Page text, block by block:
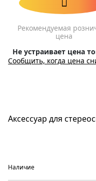
Рекомендуемая
цена
Не устраивает цена
Сообщить, когда цена
Аксессуар для
Наличие